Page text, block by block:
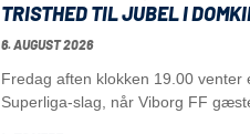
TRISTHED TIL JUBEL I
6. AUGUST 2026
Fredag aften klokken 19.00 venter
Superliga-slag, når Viborg FF